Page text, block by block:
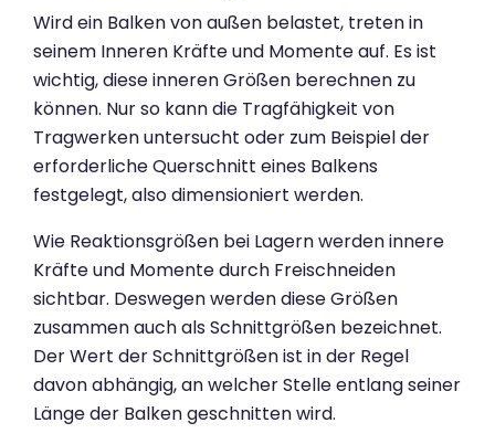
Wird ein Balken von außen belastet, treten in
seinem Inneren Kräfte und Momente auf. Es ist
wichtig, diese inneren Größen berechnen zu
können. Nur so kann die Tragfähigkeit von
Tragwerken untersucht oder zum Beispiel der
erforderliche Querschnitt eines Balkens
festgelegt, also dimensioniert werden.
Wie Reaktionsgrößen bei Lagern werden innere
Kräfte und Momente durch Freischneiden
sichtbar. Deswegen werden diese Größen
zusammen auch als Schnittgrößen bezeichnet.
Der Wert der Schnittgrößen ist in der Regel
davon abhängig, an welcher Stelle entlang seiner
Länge der Balken geschnitten wird.